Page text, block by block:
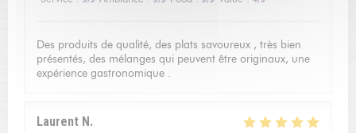
Des produits de qualité, des plats savoureux , très bien
présentés, des mélanges qui peuvent être originaux, une
expérience gastronomique .
Laurent N